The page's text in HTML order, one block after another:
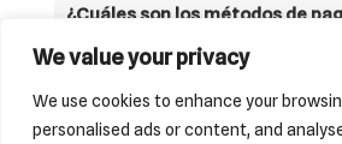
We value your privacy
We use cookies to enhance your
personalised ads or content, and
¿Cuáles son los métodos de
tienen disponibles?